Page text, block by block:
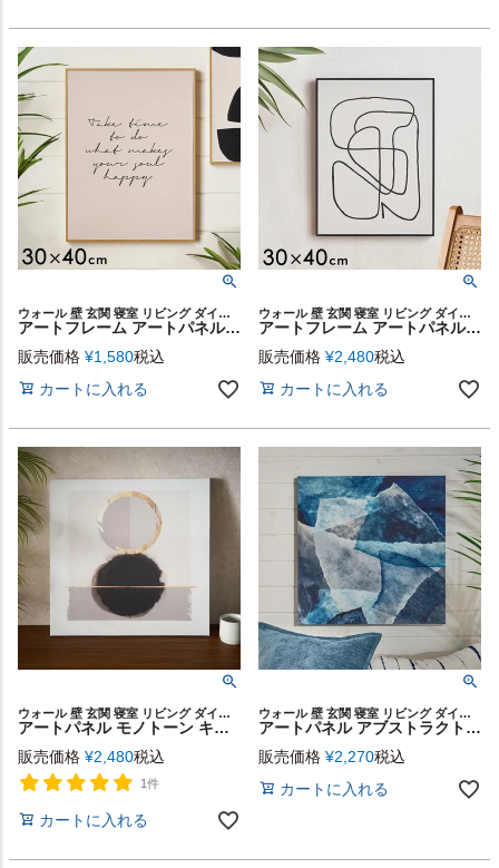
ウォール 壁 玄関 寝室 リビング ダイニング 店舗 カフェ レストラン ウォールアート キャンバスアート キャンバス デコレーション パネル 装飾 飾り プリント ギフト プレゼント
アートフレーム アートパネル メッセージ 筆記体 英字 キャンパス パネル 約 W 30cm D 40cm H 2cm シンプル アート キャンパスアート ウォール デコレーション インテリア 絵画 壁掛け 壁飾り アートボード おしゃれ 北欧 リゾート 雑貨 海外インテリア 西海岸風 [67164]
販売価格 ¥1,580税込
カートに入れる
ウォール 壁 玄関 寝室 リビング ダイニング 店舗 カフェ レストラン ウォールアート キャンバスアート キャンバス デコレーション パネル 装飾 飾り プリント ギフト プレゼント
アートフレーム アートパネル フリーハンド 線 抽象的 シンプル キャンパス パネル 約 W 30cm D 40cm H 2cm モダン アート キャンパスアート デコレーション インテリア 絵画 壁掛け 壁飾り アートボード おしゃれ 北欧 リゾート 雑貨 海外インテリア 西海岸風 [67162]
販売価格 ¥2,480税込
カートに入れる
ウォール 壁 玄関 寝室 リビング ダイニング 店舗 カフェ レストラン ウォールアート キャンバスアート キャンバス デコレーション パネル 装飾 飾り プリント ギフト プレゼント
アートパネル モノトーン キャンパス パネル 約 W 50cm D 50cm H 2.7cm 抽象的 アート キャンパスアート モダン エレガント 高級感 絵画 壁掛け 壁飾り アートボード ウォール デコレーション インテリア おしゃれ 北欧 リゾート 雑貨 海外インテリア 西海岸風 [67156]
販売価格 ¥2,480税込
1件
カートに入れる
ウォール 壁 玄関 寝室 リビング ダイニング 店舗 カフェ レストラン ウォールアート キャンバスアート キャンバス デコレーション パネル 装飾 飾り プリント ギフト プレゼント
アートパネル アブストラクト キャンパス パネル 約 W 50cm D 50cm H 2.7cm 抽象的 アート キャンパスアート モダン インダストリアル 絵画 壁掛け 壁飾り アートボード ウォール デコレーション インテリア おしゃれ 北欧 リゾート 雑貨 海外インテリア 西海岸風 [67153]
販売価格 ¥2,270税込
カートに入れる